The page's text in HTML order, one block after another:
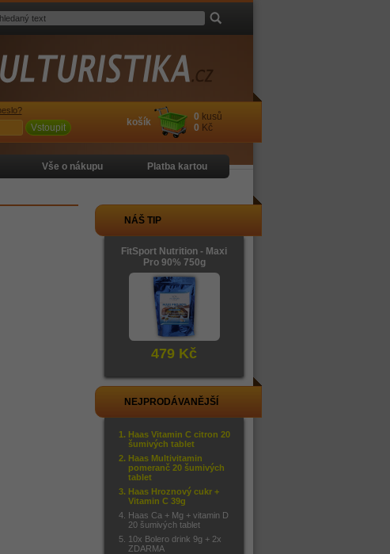
NÁŠ TIP
FitSport Nutrition - Maxi
Pro 90% 750g
479 Kč
NEJPRODÁVANĚJŠÍ
Haas Vitamin C citron 20
šumivých tablet
Haas Multivitamin
pomeranč 20 šumivých
tablet
Haas Hroznový cukr +
Vitamin C 39g
Haas Ca + Mg + vitamin D
20 šumivých tablet
10x Bolero drink 9g + 2x
ZDARMA
Vše o nákupu Platba kartou
košík 0 kusů
0 Kč
Vstoupit